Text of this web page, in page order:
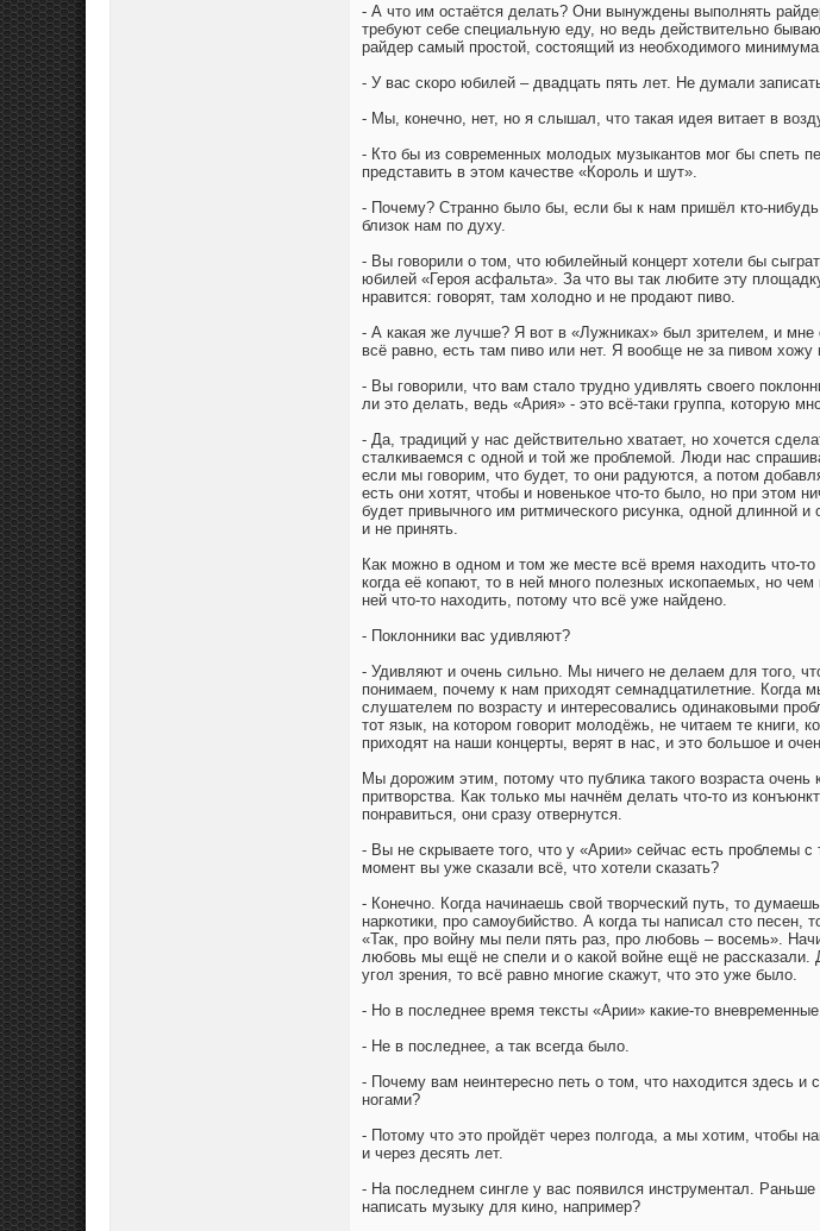
- А что им остаётся делать? Они вынуждены выполнять
требуют себе специальную еду, но ведь действительно
райдер самый простой, состоящий из необходимого
- У вас скоро юбилей – двадцать пять лет. Не думали
- Мы, конечно, нет, но я слышал, что такая идея витает в
- Кто бы из современных молодых музыкантов мог бы спеть
представить в этом качестве «Король и шут».
- Почему? Странно было бы, если бы к нам пришёл кто-
близок нам по духу.
- Вы говорили о том, что юбилейный концерт хотели бы
юбилей «Героя асфальта». За что вы так любите эту
нравится: говорят, там холодно и не продают пиво.
- А какая же лучше? Я вот в «Лужниках» был зрителем, и
всё равно, есть там пиво или нет. Я вообще не за пивом хожу
- Вы говорили, что вам стало трудно удивлять своего
ли это делать, ведь «Ария» - это всё-таки группа, которую
- Да, традиций у нас действительно хватает, но хочется
сталкиваемся с одной и той же проблемой. Люди нас
если мы говорим, что будет, то они радуются, а потом
есть они хотят, чтобы и новенькое что-то было, но при этом
будет привычного им ритмического рисунка, одной длинной и
и не принять.
Как можно в одном и том же месте всё время находить что-
когда её копают, то в ней много полезных ископаемых, но
ней что-то находить, потому что всё уже найдено.
- Поклонники вас удивляют?
- Удивляют и очень сильно. Мы ничего не делаем для того,
понимаем, почему к нам приходят семнадцатилетние. Когда
слушателем по возрасту и интересовались одинаковыми
тот язык, на котором говорит молодёжь, не читаем те книги,
приходят на наши концерты, верят в нас, и это большое и
Мы дорожим этим, потому что публика такого возраста очень
притворства. Как только мы начнём делать что-то из
понравиться, они сразу отвернутся.
- Вы не скрываете того, что у «Арии» сейчас есть проблемы
момент вы уже сказали всё, что хотели сказать?
- Конечно. Когда начинаешь свой творческий путь, то
наркотики, про самоубийство. А когда ты написал сто песен,
«Так, про войну мы пели пять раз, про любовь – восемь».
любовь мы ещё не спели и о какой войне ещё не рассказали.
угол зрения, то всё равно многие скажут, что это уже было.
- Но в последнее время тексты «Арии» какие-то
- Не в последнее, а так всегда было.
- Почему вам неинтересно петь о том, что находится здесь
ногами?
- Потому что это пройдёт через полгода, а мы хотим, чтобы
и через десять лет.
- На последнем сингле у вас появился инструментал.
написать музыку для кино, например?